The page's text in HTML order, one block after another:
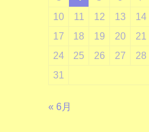
10
11 12 13 14
17
18 19 20 21
24
25 26 27 28
31
« 6月